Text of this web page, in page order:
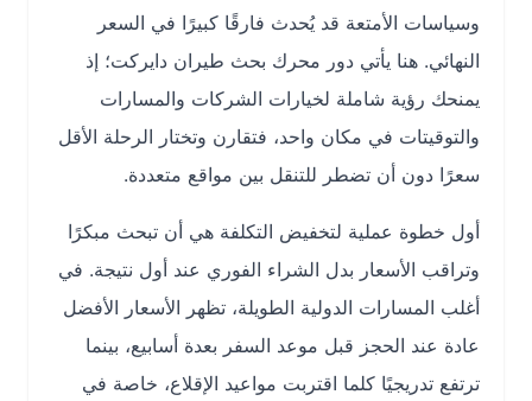
وسياسات الأمتعة قد يُحدث فارقًا كبيرًا في السعر
النهائي. هنا يأتي دور محرك بحث طيران دايركت؛ إذ
يمنحك رؤية شاملة لخيارات الشركات والمسارات
والتوقيتات في مكان واحد، فتقارن وتختار الرحلة الأقل
سعرًا دون أن تضطر للتنقل بين مواقع متعددة.
أول خطوة عملية لتخفيض التكلفة هي أن تبحث مبكرًا
وتراقب الأسعار بدل الشراء الفوري عند أول نتيجة. في
أغلب المسارات الدولية الطويلة، تظهر الأسعار الأفضل
عادة عند الحجز قبل موعد السفر بعدة أسابيع، بينما
ترتفع تدريجيًا كلما اقتربت مواعيد الإقلاع، خاصة في